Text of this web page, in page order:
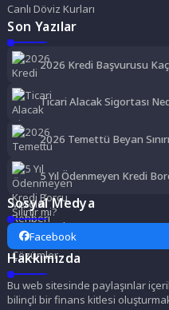
Canlı Döviz Kurları
Son Yazılar
2026 Kredi Başvurusu
Ticari Alacak Sigortası
2026 Temettü Beyan
5 Yıl Ödenmeyen Kredi
Çözümler
Sosyal Medya
Facebook
Hakkımızda
Bu web sitesinde paylaşınlar
bilinçli bir finans kitlesi